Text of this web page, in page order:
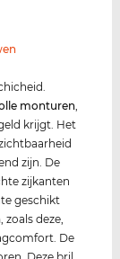
monturen
krijgt. Het
zijn. De
zijkanten
geschikt
, zoals deze,
De